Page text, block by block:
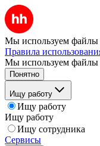
Мы используем файлы
Правила
Мы используем файлы
Понятно
Ищу работу
Ищу работу
Ищу работу
Ищу сотрудника
Сервисы